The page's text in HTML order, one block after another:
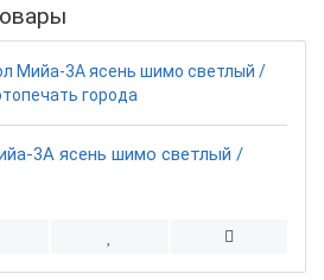
3А ясень шимо светлый /